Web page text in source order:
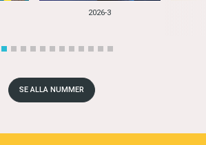
2026-3
SE ALLA NUMMER